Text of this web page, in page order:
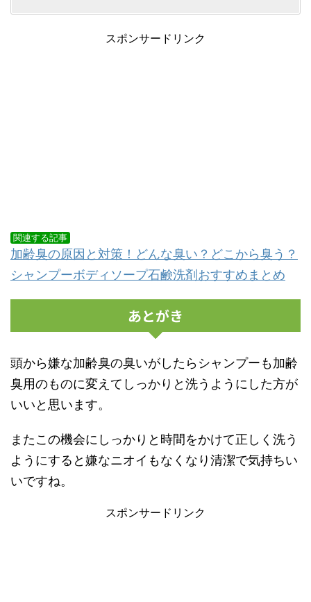
スポンサードリンク
関連する記事
加齢臭の原因と対策！どんな臭い？どこから臭う？
シャンプーボディソープ石鹸洗剤おすすめまとめ
あとがき
頭から嫌な加齢臭の臭いがしたらシャンプーも加齢
臭用のものに変えてしっかりと洗うようにした方が
いいと思います。
またこの機会にしっかりと時間をかけて正しく洗う
ようにすると嫌なニオイもなくなり清潔で気持ちい
いですね。
スポンサードリンク